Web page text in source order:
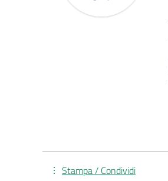
Stampa / Condividi